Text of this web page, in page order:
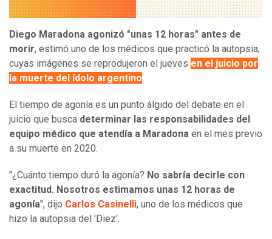
Diego Maradona agonizó "unas 12 horas" antes de
morir, estimó uno de los médicos que practicó la autopsia,
cuyas imágenes se reprodujeron el jueves en el juicio por
la muerte del ídolo argentino.
El tiempo de agonía es un punto álgido del debate en el
juicio que busca determinar las responsabilidades del
equipo médico que atendía a Maradona en el mes previo
a su muerte en 2020.
"¿Cuánto tiempo duró la agonía? No sabría decirle con
exactitud. Nosotros estimamos unas 12 horas de
agonía", dijo Carlos Casinelli, uno de los médicos que
hizo la autopsia del 'Diez'.